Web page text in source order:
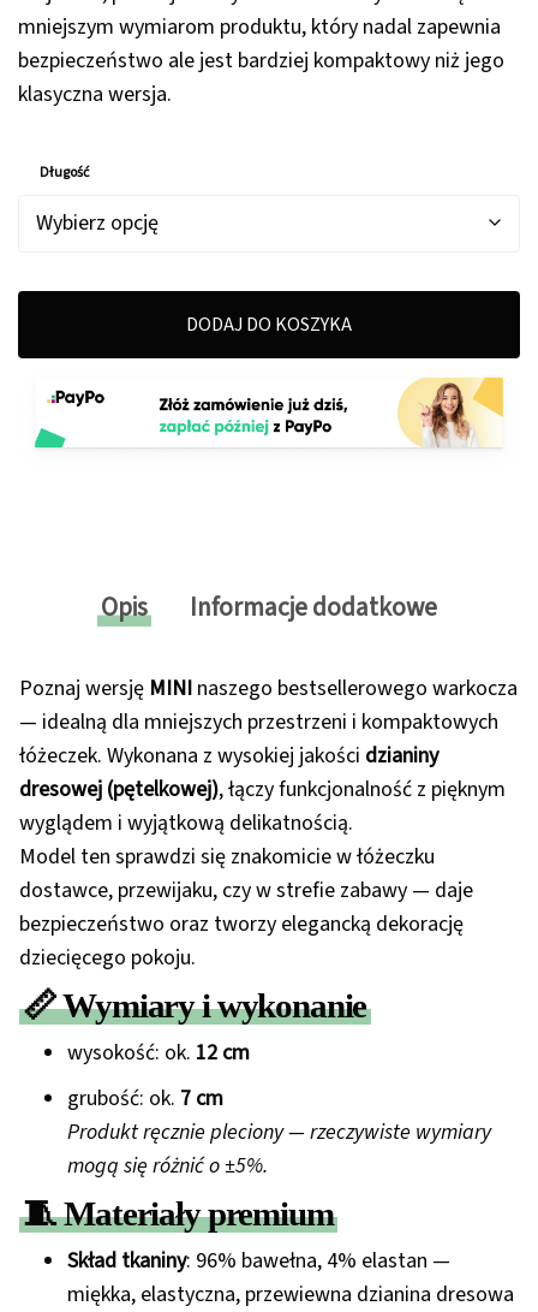
mniejszym wymiarom produktu, który nadal zapewnia
bezpieczeństwo ale jest bardziej kompaktowy niż jego
klasyczna wersja.
Długość
DODAJ DO KOSZYKA
Opis Informacje dodatkowe
Poznaj wersję MINI naszego bestsellerowego warkocza
— idealną dla mniejszych przestrzeni i kompaktowych
łóżeczek. Wykonana z wysokiej jakości dzianiny
dresowej (pętelkowej), łączy funkcjonalność z pięknym
wyglądem i wyjątkową delikatnością.
Model ten sprawdzi się znakomicie w łóżeczku
dostawce, przewijaku, czy w strefie zabawy — daje
bezpieczeństwo oraz tworzy elegancką dekorację
dziecięcego pokoju.
📏 Wymiary i wykonanie
wysokość: ok. 12 cm
grubość: ok. 7 cm
Produkt ręcznie pleciony — rzeczywiste wymiary
mogą się różnić o ±5%.
🧵 Materiały premium
Skład tkaniny: 96% bawełna, 4% elastan —
miękka, elastyczna, przewiewna dzianina dresowa